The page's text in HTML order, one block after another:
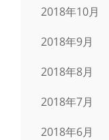
2018年10月
2018年9月
2018年8月
2018年7月
2018年6月